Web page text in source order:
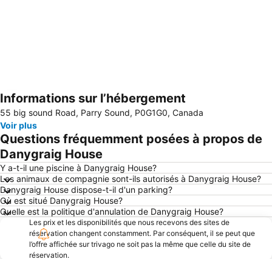
Agrandir la carte
Informations sur l’hébergement
55 big sound Road, Parry Sound, P0G1G0, Canada
Voir plus
Questions fréquemment posées à propos de
Danygraig House
Y a-t-il une piscine à Danygraig House?
Les animaux de compagnie sont-ils autorisés à Danygraig House?
Danygraig House dispose-t-il d'un parking?
Où est situé Danygraig House?
Quelle est la politique d'annulation de Danygraig House?
Les prix et les disponibilités que nous recevons des sites de
réservation changent constamment. Par conséquent, il se peut que
l’offre affichée sur trivago ne soit pas la même que celle du site de
réservation.